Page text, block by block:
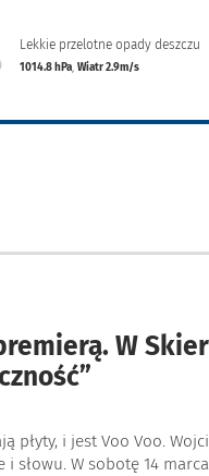
Lekkie przelotne opady deszczu
1014.8 hPa,Wiatr 2.9m/s
W
płyty, i jest Voo Voo.
słowu. W sobotę 14